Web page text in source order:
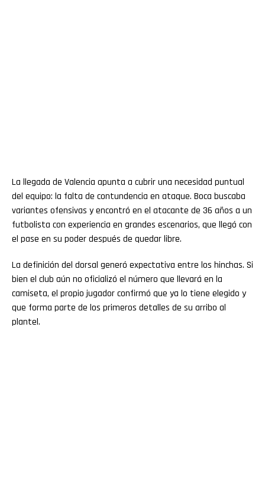
La llegada de Valencia apunta a cubrir una necesidad puntual
del equipo: la falta de contundencia en ataque. Boca buscaba
variantes ofensivas y encontró en el atacante de 36 años a un
futbolista con experiencia en grandes escenarios, que llegó con
el pase en su poder después de quedar libre.
La definición del dorsal generó expectativa entre los hinchas. Si
bien el club aún no oficializó el número que llevará en la
camiseta, el propio jugador confirmó que ya lo tiene elegido y
que forma parte de los primeros detalles de su arribo al
plantel.